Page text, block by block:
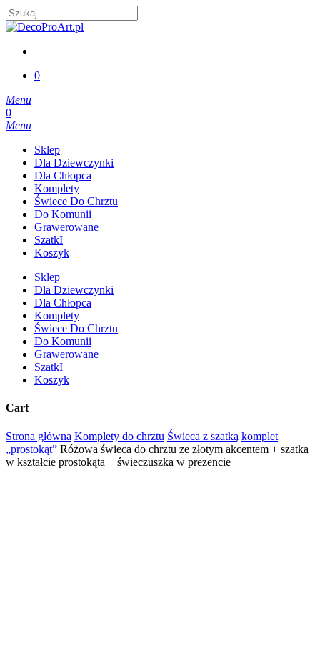
Skip
to
content
Close
0
Menu
account
0
Menu
Sklep
Dla Dziewczynki
Dla Chłopca
Komplety
Świece Do Chrztu
Do Komunii
Grawerowane
SzatkI
Koszyk
Sklep
Dla Dziewczynki
Dla Chłopca
Komplety
Świece Do Chrztu
Do Komunii
Grawerowane
SzatkI
Koszyk
Cart
Close
Cart
Strona główna Komplety do chrztu Świeca z szatką komplet
„prostokąt” Różowa świeca do chrztu ze złotym akcentem + szatka
w kształcie prostokąta + świeczuszka w prezencie